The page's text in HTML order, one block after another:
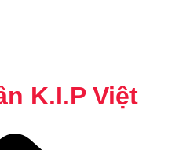
K.I.P Việt